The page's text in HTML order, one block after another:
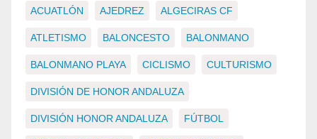
ACUATLÓN AJEDREZ ALGECIRAS CF
ATLETISMO BALONCESTO BALONMANO
BALONMANO PLAYA CICLISMO CULTURISMO
DIVISIÓN DE HONOR ANDALUZA
DIVISIÓN HONOR ANDALUZA FÚTBOL